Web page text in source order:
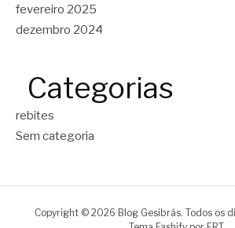
fevereiro 2025
dezembro 2024
Categorias
rebites
Sem categoria
Copyright © 2026 Blog Gesibrás. Todos os